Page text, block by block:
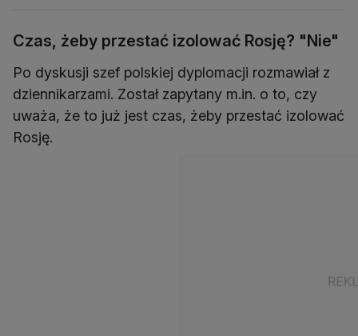
Czas, żeby przestać izolować Rosję? "Nie"
Po dyskusji szef polskiej dyplomacji rozmawiał z
dziennikarzami. Został zapytany m.in. o to, czy
uważa, że to już jest czas, żeby przestać izolować
Rosję.